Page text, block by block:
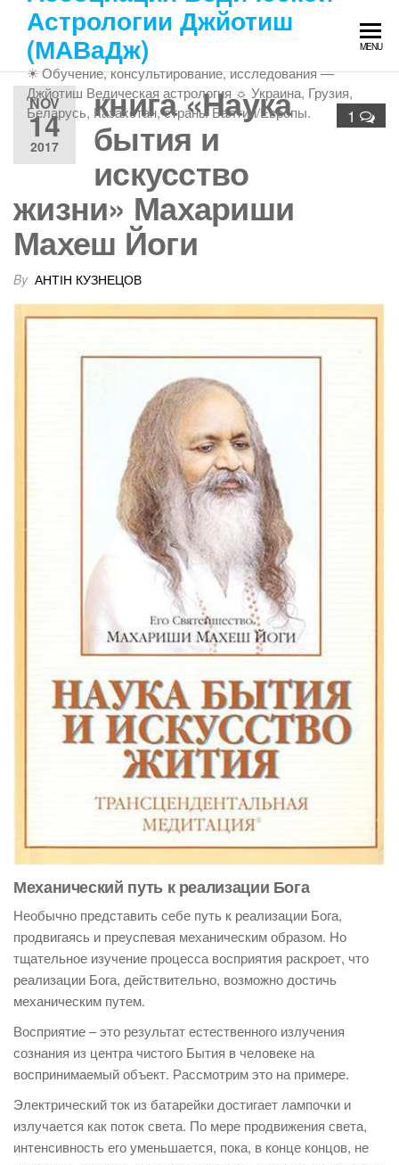
content
Астрологии Джйотиш
(МАВаДж)
☀ Обучение, консультирование, исследования —
Джйотиш Ведическая астрология ☼ Украина, Грузия,
Беларусь, Казахстан, страны Балтии/Европы.
MENU
NOV
14
2017
1
книга «Наука
бытия и
искусство
жизни» Махариши
Махеш Йоги
By АНТІН КУЗНЕЦОВ
Механический путь к реализации Бога
Необычно представить себе путь к реализации Бога,
продвигаясь и преуспевая механическим образом. Но
тщательное изучение процесса восприятия раскроет, что
реализации Бога, действительно, возможно достичь
механическим путем.
Восприятие – это результат естественного излучения
сознания из центра чистого Бытия в человеке на
воспринимаемый объект. Рассмотрим это на примере.
Электрический ток из батарейки достигает лампочки и
излучается как поток света. По мере продвижения света,
интенсивность его уменьшается, пока, в конце концов, не